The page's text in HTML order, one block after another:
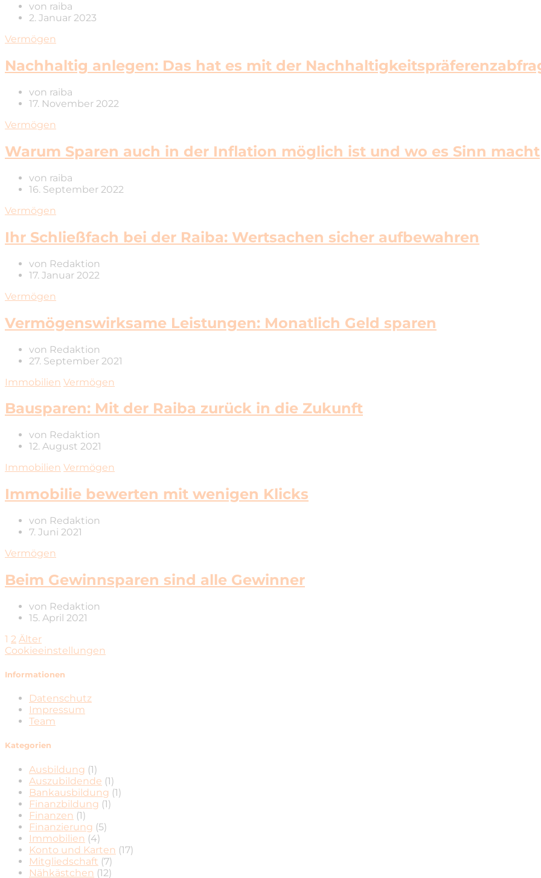
von raiba
2. Januar 2023
Vermögen
Nachhaltig anlegen: Das hat es mit der
von raiba
17. November 2022
Vermögen
Warum Sparen auch in der Inflation möglich ist und wo es Sinn macht
von raiba
16. September 2022
Vermögen
Ihr Schließfach bei der Raiba: Wertsachen sicher aufbewahren
von Redaktion
17. Januar 2022
Vermögen
Vermögenswirksame Leistungen: Monatlich Geld sparen
von Redaktion
27. September 2021
Immobilien Vermögen
Bausparen: Mit der Raiba zurück in die Zukunft
von Redaktion
12. August 2021
Immobilien Vermögen
Immobilie bewerten mit wenigen Klicks
von Redaktion
7. Juni 2021
Vermögen
Beim Gewinnsparen sind alle Gewinner
von Redaktion
15. April 2021
1 2 Älter
Cookieeinstellungen
Informationen
Datenschutz
Impressum
Team
Kategorien
Ausbildung (1)
Auszubildende (1)
Bankausbildung (1)
Finanzbildung (1)
Finanzen (1)
Finanzierung (5)
Immobilien (4)
Konto und Karten (17)
Mitgliedschaft (7)
Nähkästchen (12)